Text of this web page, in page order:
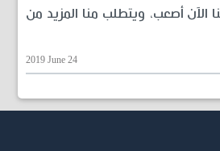
الآن أصعب، ويتطلب منا المزيد من
2019 June 24